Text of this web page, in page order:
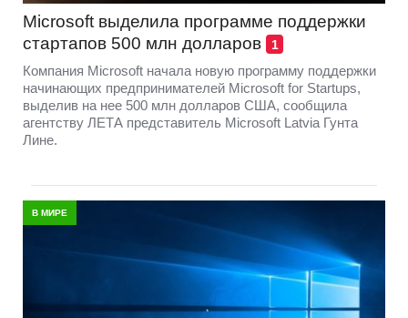
Microsoft выделила программе поддержки
стартапов 500 млн долларов
1
Компания Microsoft начала новую программу поддержки
начинающих предпринимателей Microsoft for Startups,
выделив на нее 500 млн долларов США, сообщила
агентству ЛЕТА представитель Microsoft Latvia Гунта
Лине.
В МИРЕ